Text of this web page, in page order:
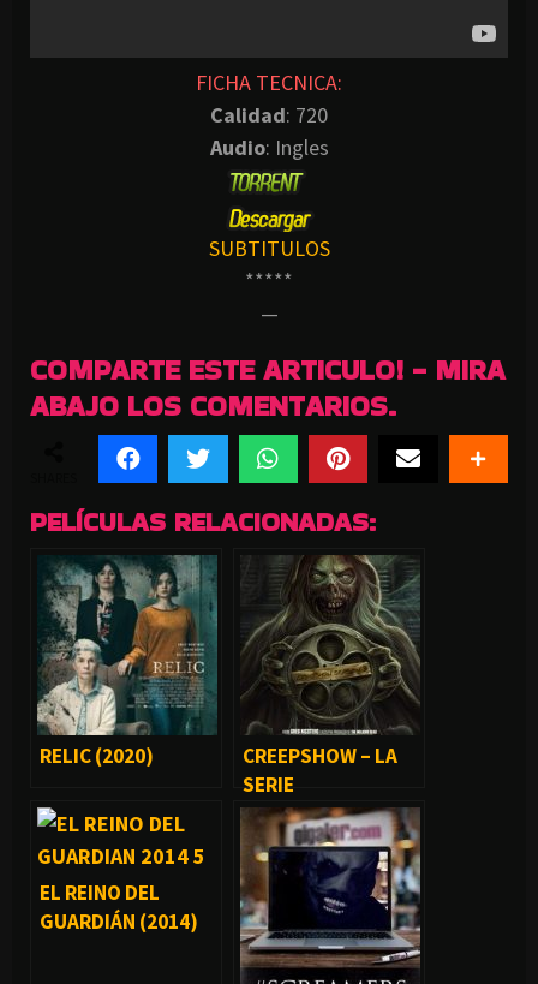
FICHA TECNICA:
Calidad: 720
Audio: Ingles
SUBTITULOS
*****
—
COMPARTE ESTE ARTICULO! - MIRA
ABAJO LOS COMENTARIOS.
PELÍCULAS RELACIONADAS:
RELIC (2020)
CREEPSHOW – LA
SERIE
EL REINO DEL
GUARDIÁN (2014)